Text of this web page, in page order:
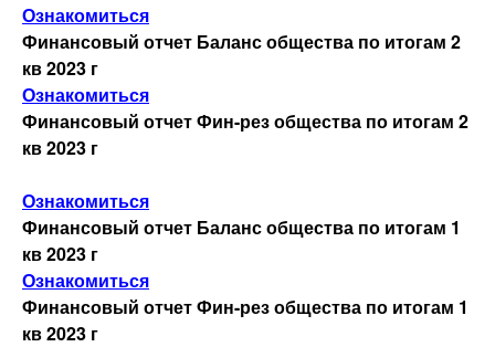
Телефоны доверия
Наши координаты
Наши реквизиты
Обратная связь
Ознакомиться
Финансовый отчет Баланс общества по итогам 2
кв 2023 г
Ознакомиться
Финансовый отчет Фин-рез общества по итогам 2
кв 2023 г
Ознакомиться
Финансовый отчет Баланс общества по итогам 1
кв 2023 г
Ознакомиться
Финансовый отчет Фин-рез общества по итогам 1
кв 2023 г